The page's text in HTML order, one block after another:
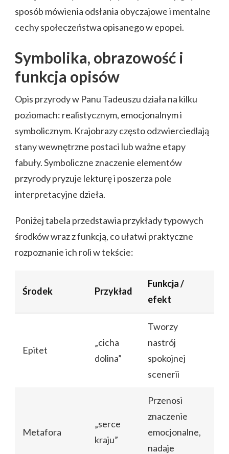
sposób mówienia odsłania obyczajowe i mentalne
cechy społeczeństwa opisanego w epopei.
Symbolika, obrazowość i
funkcja opisów
Opis przyrody w Panu Tadeuszu działa na kilku
poziomach: realistycznym, emocjonalnym i
symbolicznym. Krajobrazy często odzwierciedlają
stany wewnętrzne postaci lub ważne etapy
fabuły. Symboliczne znaczenie elementów
przyrody pryzuje lekturę i poszerza pole
interpretacyjne dzieła.
Poniżej tabela przedstawia przykłady typowych
środków wraz z funkcją, co ułatwi praktyczne
rozpoznanie ich roli w tekście:
Środek Przykład
Funkcja /
efekt
Epitet
„cicha
dolina”
Tworzy
nastrój
spokojnej
scenerii
Metafora
„serce
kraju”
Przenosi
znaczenie
emocjonalne,
nadaje